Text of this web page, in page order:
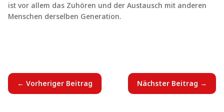
ist vor allem das Zuhören und der Austausch mit anderen
Menschen derselben Generation.
← Vorheriger Beitrag Nächster Beitrag →